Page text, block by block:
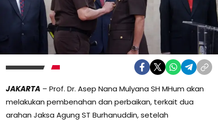
JAKARTA – Prof. Dr. Asep Nana Mulyana SH MHum akan
melakukan pembenahan dan perbaikan, terkait dua
arahan Jaksa Agung ST Burhanuddin, setelah